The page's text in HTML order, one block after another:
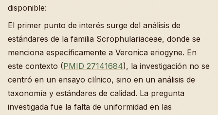
disponible:
El primer punto de interés surge del análisis de
estándares de la familia Scrophulariaceae, donde se
menciona específicamente a Veronica eriogyne. En
este contexto (PMID 27141684), la investigación no se
centró en un ensayo clínico, sino en un análisis de
taxonomía y estándares de calidad. La pregunta
investigada fue la falta de uniformidad en las